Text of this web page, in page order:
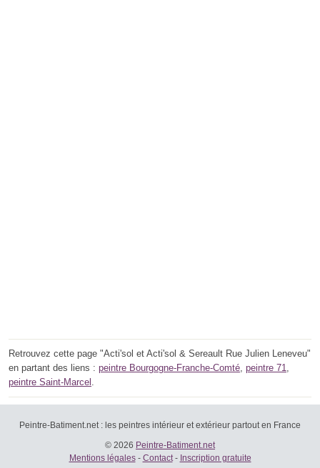
Retrouvez cette page "Acti'sol et Acti'sol & Sereault Rue Julien Leneveu"
en partant des liens : peintre Bourgogne-Franche-Comté, peintre 71,
peintre Saint-Marcel .
Peintre-Batiment.net : les peintres intérieur et extérieur partout en France
© 2026 Peintre-Batiment.net
Mentions légales- Contact- Inscription gratuite